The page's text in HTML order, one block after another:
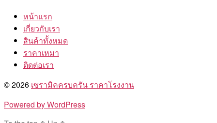
หน้าแรก
เกี่ยวกับเรา
สินค้าทั้งหมด
ราคาเหมา
ติดต่อเรา
© 2026 เซรามิคครบครัน ราคาโรงงาน
Powered by WordPress